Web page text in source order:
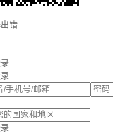
错